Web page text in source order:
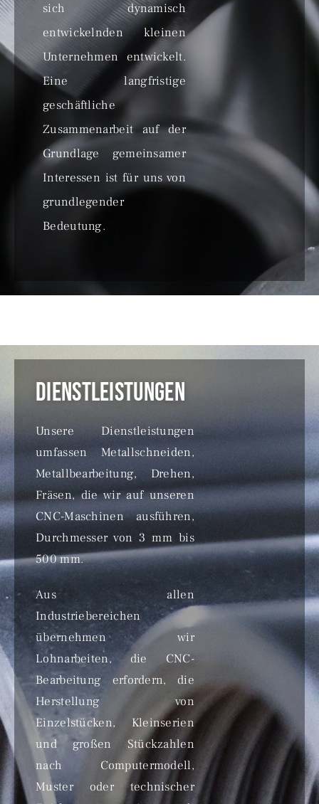
sich dynamisch
entwickelnden kleinen
Unternehmen entwickelt.
Eine langfristige
geschäftliche
Zusammenarbeit auf der
Grundlage gemeinsamer
Interessen ist für uns von
grundlegender
Bedeutung.
Dienstleistungen
Unsere Dienstleistungen
umfassen Metallschneiden,
Metallbearbeitung, Drehen,
Fräsen, die wir auf unseren
CNC-Maschinen ausführen,
Durchmesser von 3 mm bis
500 mm.
Aus allen
Industriebereichen
übernehmen wir
Lohnarbeiten, die CNC-
Bearbeitung erfordern, die
Herstellung von
Einzelstücken, Kleinserien
und großen Stückzahlen
nach Computermodell,
Muster oder technischer